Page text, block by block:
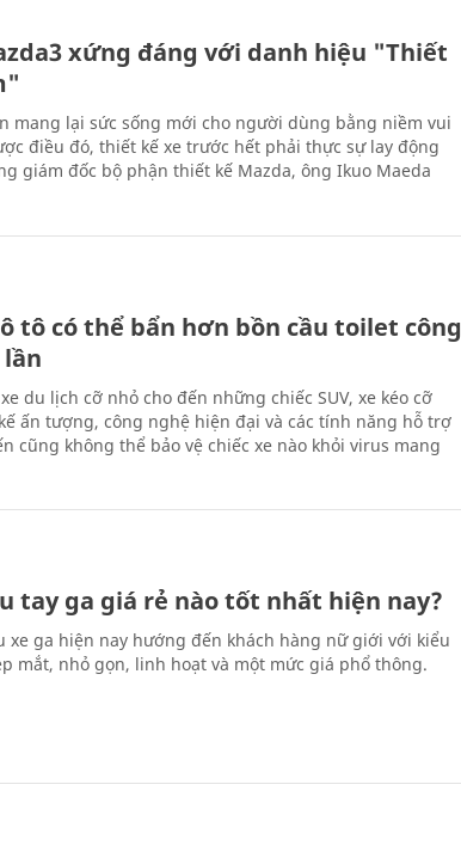
xứng đáng với danh hiệu "Thiết
mang lại sức sống mới cho người dùng bằng niềm vui
điều đó, thiết kế xe trước hết phải thực sự lay động
giám đốc bộ phận thiết kế Mazda, ông Ikuo Maeda
tô có thể bẩn hơn bồn cầu toilet công
lần
du lịch cỡ nhỏ cho đến những chiếc SUV, xe kéo cỡ
ấn tượng, công nghệ hiện đại và các tính năng hỗ trợ
cũng không thể bảo vệ chiếc xe nào khỏi virus mang
tay ga giá rẻ nào tốt nhất hiện nay?
xe ga hiện nay hướng đến khách hàng nữ giới với kiểu
mắt, nhỏ gọn, linh hoạt và một mức giá phổ thông.